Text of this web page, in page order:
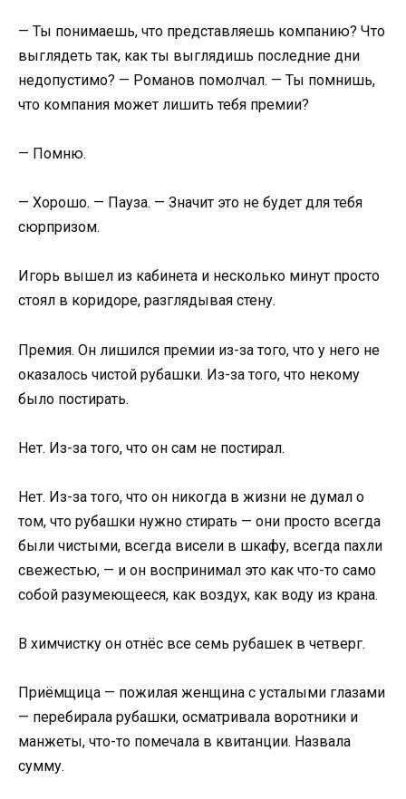
— Ты понимаешь, что представляешь компанию? Что
выглядеть так, как ты выглядишь последние дни
недопустимо? — Романов помолчал. — Ты помнишь,
что компания может лишить тебя премии?
— Помню.
— Хорошо. — Пауза. — Значит это не будет для тебя
сюрпризом.
Игорь вышел из кабинета и несколько минут просто
стоял в коридоре, разглядывая стену.
Премия. Он лишился премии из-за того, что у него не
оказалось чистой рубашки. Из-за того, что некому
было постирать.
Нет. Из-за того, что он сам не постирал.
Нет. Из-за того, что он никогда в жизни не думал о
том, что рубашки нужно стирать — они просто всегда
были чистыми, всегда висели в шкафу, всегда пахли
свежестью, — и он воспринимал это как что-то само
собой разумеющееся, как воздух, как воду из крана.
В химчистку он отнёс все семь рубашек в четверг.
Приёмщица — пожилая женщина с усталыми глазами
— перебирала рубашки, осматривала воротники и
манжеты, что-то помечала в квитанции. Назвала
сумму.